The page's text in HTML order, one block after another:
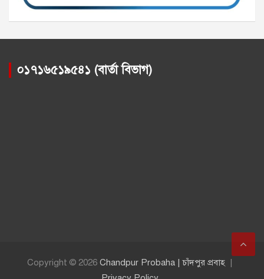
০১৭১৬৫১৯৫৪১ (বার্তা বিভাগ)
Copyright © 2026 Chandpur Probaha | চাঁদপুর প্রবাহ